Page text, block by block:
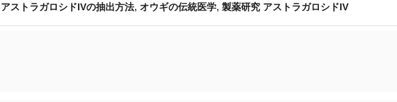
アストラガロシドIVの抽出方法, オウギの伝統医学, 製薬研究 アストラガロシドIV